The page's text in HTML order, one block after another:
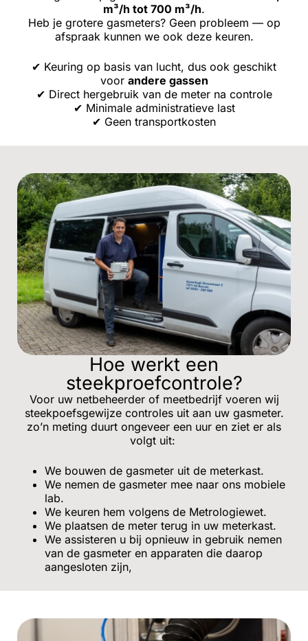
m³/h tot 700 m³/h.
Heb je grotere gasmeters? Geen probleem — op
afspraak kunnen we ook deze keuren.
✔ Keuring op basis van lucht, dus ook geschikt
voor andere gassen
✔ Direct hergebruik van de meter na controle
✔ Minimale administratieve last
✔ Geen transportkosten
Hoe werkt een
steekproefcontrole?
Voor uw netbeheerder of meetbedrijf voeren wij
steekpoefsgewijze controles uit aan uw gasmeter.
zo’n meting duurt ongeveer een uur en ziet er als
volgt uit:
We bouwen de gasmeter uit de meterkast.
We nemen de gasmeter mee naar ons mobiele
lab.
We keuren hem volgens de Metrologiewet.
We plaatsen de meter terug in uw meterkast.
We assisteren u bij opnieuw in gebruik nemen
van de gasmeter en apparaten die daarop
aangesloten zijn,